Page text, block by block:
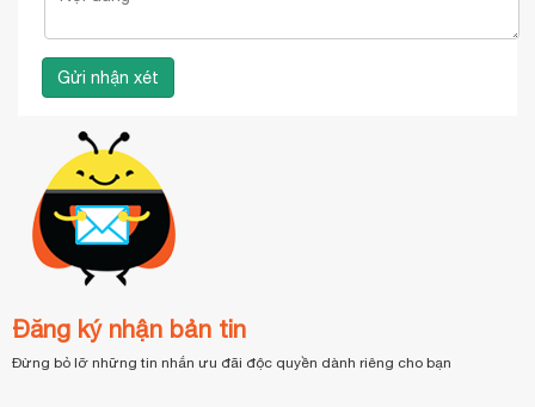
Đăng ký nhận bản tin
Đừng bỏ lỡ những tin nhắn ưu đãi độc quyền dành riêng cho bạn